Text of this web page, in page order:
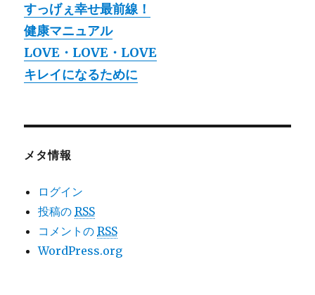
すっげぇ幸せ最前線！
健康マニュアル
LOVE・LOVE・LOVE
キレイになるために
メタ情報
ログイン
投稿のRSS
コメントのRSS
WordPress.org